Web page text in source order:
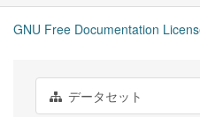
GNU Free Documentation
データセット